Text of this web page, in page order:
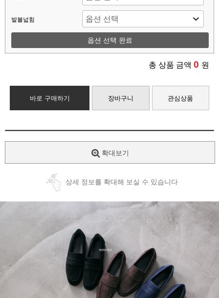
발볼넓힘
옵션 선택 완료
총 상품 금액 0 원
바로 구매하기 장바구니 관심상품
확대보기
상세 정보를 확대해 보실 수 있습니다